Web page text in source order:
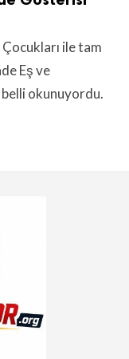
ile tam
Eş ve
belli okunuyordu.